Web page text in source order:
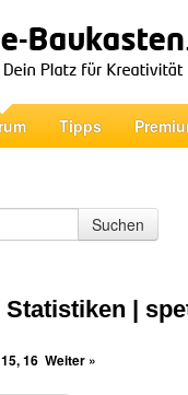
Tipps
Suchen
|
15,16 Weiter »